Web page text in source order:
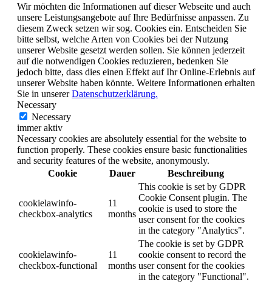
Wir möchten die Informationen auf dieser Webseite und auch
unsere Leistungsangebote auf Ihre Bedürfnisse anpassen. Zu
diesem Zweck setzen wir sog. Cookies ein. Entscheiden Sie
bitte selbst, welche Arten von Cookies bei der Nutzung
unserer Website gesetzt werden sollen. Sie können jederzeit
auf die notwendigen Cookies reduzieren, bedenken Sie
jedoch bitte, dass dies einen Effekt auf Ihr Online-Erlebnis auf
unserer Website haben könnte. Weitere Informationen erhalten
Sie in unsererDatenschutzerklärung.
Necessary
Necessary
immer aktiv
Necessary cookies are absolutely essential for the website to
function properly. These cookies ensure basic functionalities
and security features of the website, anonymously.
Cookie
Dauer Beschreibung
cookielawinfo-
checkbox-analytics
11
months
This cookie is set by GDPR
Cookie Consent plugin. The
cookie is used to store the
user consent for the cookies
in the category "Analytics".
cookielawinfo-
checkbox-functional
11
months
The cookie is set by GDPR
cookie consent to record the
user consent for the cookies
in the category "Functional".